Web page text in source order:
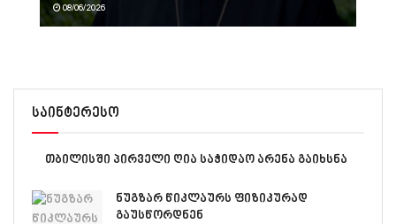
08/06/2026
საინტერესო
თბილისში პირველი ღია საჭიდაო არენა გაიხსნა
ნუგზარ წიკლაურს ფიზიკურად
გაუსწორდნენ